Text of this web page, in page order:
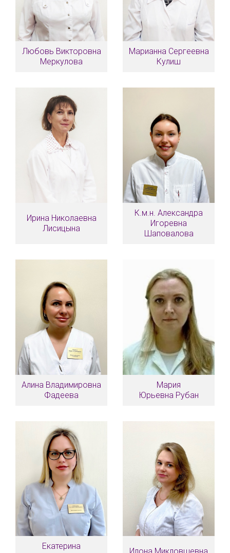
Любовь Викторовна
Меркулова
Марианна Сергеевна
Кулиш
Ирина Николаевна
Лисицына
К.м.н. Александра
Игоревна
Шаповалова
Алина Владимировна
Фадеева
Мария
Юрьевна Рубан
Екатерина